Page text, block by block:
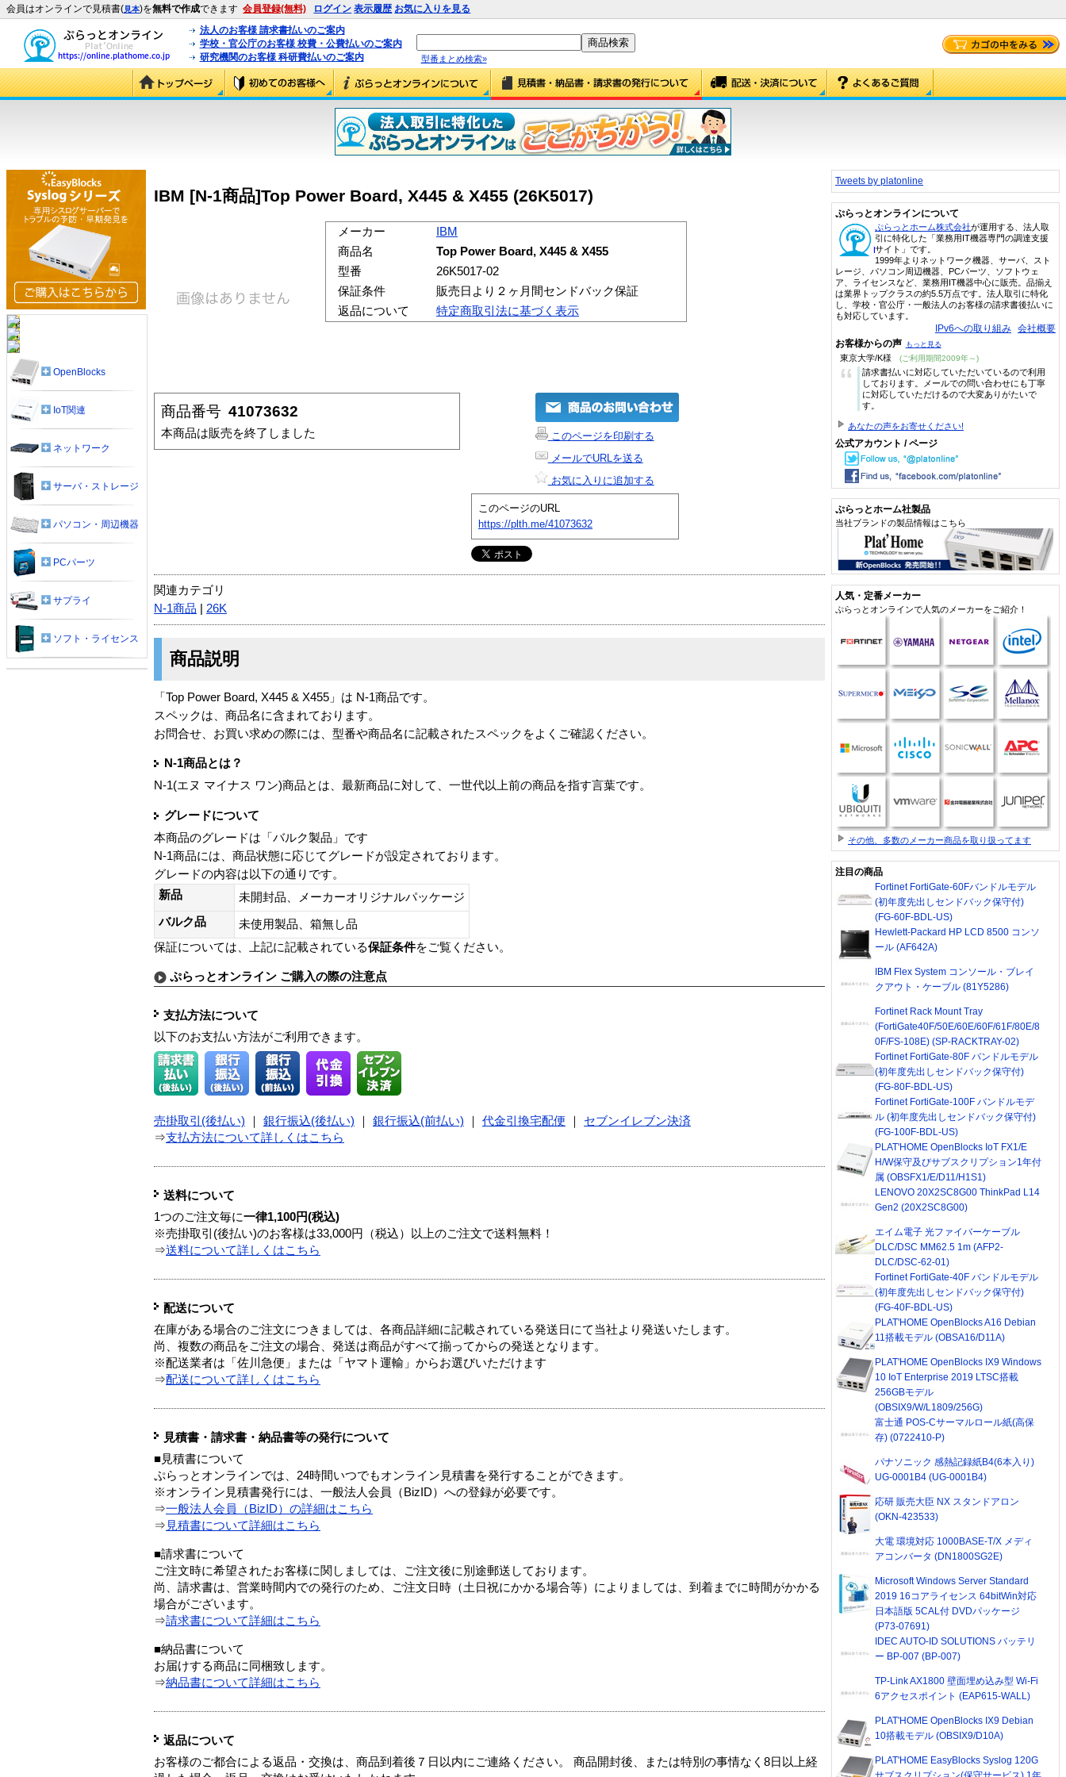
会員はオンラインで見積書(見本)を無料で作成できます 会員登録(無料) ログイン 表示履歴 お気に入りを見る
法人のお客様 請求書払いのご案内
学校・官公庁のお客様 校費・公費払いのご案内
研究機関のお客様 科研費払いのご案内
型番まとめ検索»
IBM [N-1商品]Top Power Board, X445 & X455 (26K5017)
メーカー
IBM
商品名
Top Power Board, X445 & X455
型番
26K5017-02
保証条件
販売日より２ヶ月間センドバック保証
返品について
特定商取引法に基づく表示
商品番号 41073632
本商品は販売を終了しました
このページを印刷する
メールでURLを送る
お気に入りに追加する
このページのURL
https://plth.me/41073632
関連カテゴリ
N-1商品
26K
商品説明
「Top Power Board, X445 & X455」は N-1商品です。
スペックは、商品名に含まれております。
お問合せ、お買い求めの際には、型番や商品名に記載されたスペックをよくご確認ください。
N-1商品とは？
N-1(エヌ マイナス ワン)商品とは、最新商品に対して、一世代以上前の商品を指す言葉です。
グレードについて
本商品のグレードは「バルク製品」です
N-1商品には、商品状態に応じてグレードが設定されております。
グレードの内容は以下の通りです。
新品
未開封品、メーカーオリジナルパッケージ
バルク品
未使用製品、箱無し品
保証については、上記に記載されている保証条件をご覧ください。
ぷらっとオンライン ご購入の際の注意点
支払方法について
以下のお支払い方法がご利用できます。
売掛取引(後払い) 銀行振込(後払い) 銀行振込(前払い) 代金引換宅配便
セブンイレブン決済
⇒支払方法について詳しくはこちら
送料について
1つのご注文毎に一律1,100円(税込)
※売掛取引(後払い)のお客様は33,000円（税込）以上のご注文で送料無料！
⇒送料について詳しくはこちら
配送について
在庫がある場合のご注文につきましては、各商品詳細に記載されている発送日にて当社より発送いたします。
尚、複数の商品をご注文の場合、発送は商品がすべて揃ってからの発送となります。
※配送業者は「佐川急便」または「ヤマト運輸」からお選びいただけます
⇒配送について詳しくはこちら
見積書・請求書・納品書等の発行について
■見積書について
ぷらっとオンラインでは、24時間いつでもオンライン見積書を発行することができます。
※オンライン見積書発行には、一般法人会員（BizID）への登録が必要です。
⇒一般法人会員（BizID）の詳細はこちら
⇒ 見積書について詳細はこちら
■請求書について
ご注文時に希望されたお客様に関しましては、ご注文後に別途郵送しております。
尚、請求書は、営業時間内での発行のため、ご注文日時（土日祝にかかる場合等）によりましては、到着までに時間がかかる
場合がございます。
⇒請求書について詳細はこちら
■納品書について
お届けする商品に同梱致します。
⇒納品書について詳細はこちら
返品について
お客様のご都合による返品・交換は、商品到着後７日以内にご連絡ください。 商品開封後、または特別の事情なく8日以上経
OpenBlocks
IoT関連
ネットワーク
サーバ・ストレージ
パソコン・周辺機器
PCパーツ
サプライ
ソフト・ライセンス
Tweets by platonline
ぷらっとオンラインについて
ぷらっとホーム株式会社が運用する、法人取
引に特化した「業務用IT機器専門の調達支援
サイト」です。
1999年よりネットワーク機器、サーバ、スト
レージ、パソコン周辺機器、PCパーツ、ソフトウェ
ア、ライセンスなど、業務用IT機器中心に販売。品揃え
は業界トップクラスの約5.5万点です。法人取引に特化
し、学校・官公庁・一般法人のお客様の請求書後払いに
も対応しています。
IPv6への取り組み 会社概要
お客様からの声 もっと見る
東京大学/K様 (ご利用期間2009年～)
“
請求書払いに対応していただいているので利用
しております。メールでの問い合わせにも丁寧
に対応していただけるので大変ありがたいで
す。
あなたの声をお寄せください!
公式アカウント / ページ
ぷらっとホーム社製品
当社ブランドの製品情報はこちら
人気・定番メーカー
ぷらっとオンラインで人気のメーカーをご紹介！
その他、多数のメーカー商品を取り扱ってます
注目の商品
Fortinet FortiGate-60Fバンドルモデル
(初年度先出しセンドバック保守付)
(FG-60F-BDL-US)
Hewlett-Packard HP LCD 8500 コンソ
ール (AF642A)
IBM Flex System コンソール・ブレイ
クアウト・ケーブル (81Y5286)
Fortinet Rack Mount Tray
(FortiGate40F/50E/60E/60F/61F/80E/8
0F/FS-108E) (SP-RACKTRAY-02)
Fortinet FortiGate-80F バンドルモデル
(初年度先出しセンドバック保守付)
(FG-80F-BDL-US)
Fortinet FortiGate-100F バンドルモデ
ル (初年度先出しセンドバック保守付)
(FG-100F-BDL-US)
PLAT'HOME OpenBlocks IoT FX1/E
H/W保守及びサブスクリプション1年付
属 (OBSFX1/E/D11/H1S1)
LENOVO 20X2SC8G00 ThinkPad L14
Gen2 (20X2SC8G00)
エイム電子 光ファイバーケーブル
DLC/DSC MM62.5 1m (AFP2-
DLC/DSC-62-01)
Fortinet FortiGate-40F バンドルモデル
(初年度先出しセンドバック保守付)
(FG-40F-BDL-US)
PLAT'HOME OpenBlocks A16 Debian
11搭載モデル (OBSA16/D11A)
PLAT'HOME OpenBlocks IX9 Windows
10 IoT Enterprise 2019 LTSC搭載
256GBモデル
(OBSIX9/W/L1809/256G)
富士通 POS-Cサーマルロール紙(高保
存) (0722410-P)
パナソニック 感熱記録紙B4(6本入り)
UG-0001B4 (UG-0001B4)
応研 販売大臣 NX スタンドアロン
(OKN-423533)
大電 環境対応 1000BASE-T/X メディ
アコンバータ (DN1800SG2E)
Microsoft Windows Server Standard
2019 16コアライセンス 64bitWin対応
日本語版 5CAL付 DVDパッケージ
(P73-07691)
IDEC AUTO-ID SOLUTIONS バッテリ
ー BP-007 (BP-007)
TP-Link AX1800 壁面埋め込み型 Wi-Fi
6アクセスポイント (EAP615-WALL)
PLAT'HOME OpenBlocks IX9 Debian
10搭載モデル (OBSIX9/D10A)
PLAT'HOME EasyBlocks Syslog 120G